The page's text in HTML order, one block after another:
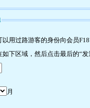
用过路游客的身份向会员
下区域，然后点击最后的“
月